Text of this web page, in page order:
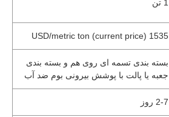
1 تن
1535 USD/metric ton (current price)
بسته بندی تسمه ای روی هم و بسته بندی
جعبه یا پالت با پوشش بیرونی بوم ضد آب
2-7 روز